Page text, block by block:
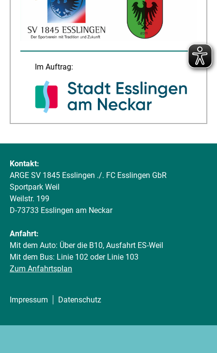
Im Auftrag:
Kontakt:
ARGE SV 1845 Esslingen ./. FC Esslingen GbR
Sportpark Weil
Weilstr. 199
D-73733 Esslingen am Neckar
Anfahrt:
Mit dem Auto: Über die B10, Ausfahrt ES-Weil
Mit dem Bus: Linie 102 oder Linie 103
Zum Anfahrtsplan
Impressum Datenschutz